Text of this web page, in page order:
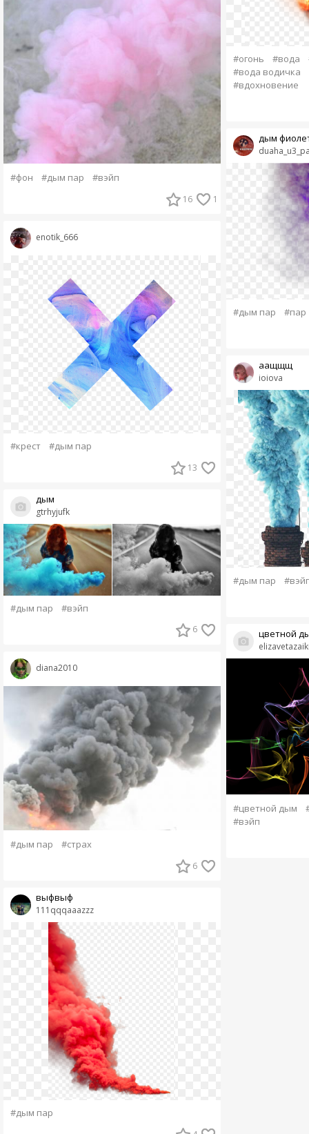
#фон #дым пар #вэйп
16 1
enotik_666
#крест #дым пар
13
gtrhyjufk
дым
#дым пар #вэйп
6
diana2010
#дым пар #страх
6
111qqqaaazzz
выфвыф
#дым пар
#огонь #вода
#вода водичка
#вдохновение
дым
#дым пар #пар
ioiova
аащщщ
#дым пар
цветной
#цветной дым
#вэйп